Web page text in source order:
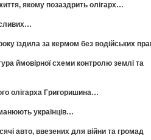
якому позаздрить олігарх…
їздила за кермом без водійських
ймовірної схеми контролю землі та
олігарха Григоришина…
українців…
авто, ввезених для війни та громад